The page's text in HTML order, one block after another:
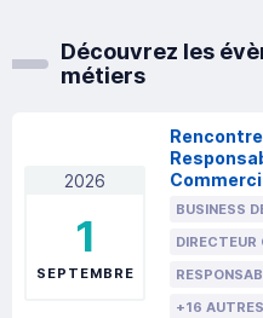
Découvrez les
métiers
2026
1
SEPTEMBRE
BUSINESS
DIRECTEUR
+16 AUTRES